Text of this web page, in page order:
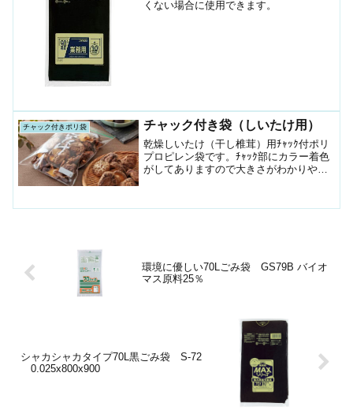
くない場合に使用できます。
チャック付きポリ袋 チャック付き袋（しいたけ用）
乾燥しいたけ（干し椎茸）用ﾁｬｯｸ付ポリ
プロピレン袋です。ﾁｬｯｸ部にカラー着色
がしてありますので大きさがわかりやす
環境に優しい70Lごみ袋 GS79B バイオ
マス原料25％
シャカシャカタイプ70L黒ごみ袋 S-72
0.025x800x900